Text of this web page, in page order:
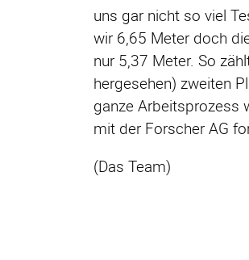
uns gar nicht so viel
wir 6,65 Meter doch
nur 5,37 Meter. So
hergesehen) zweiten
ganze Arbeitsprozess
mit der Forscher AG
(Das Team)